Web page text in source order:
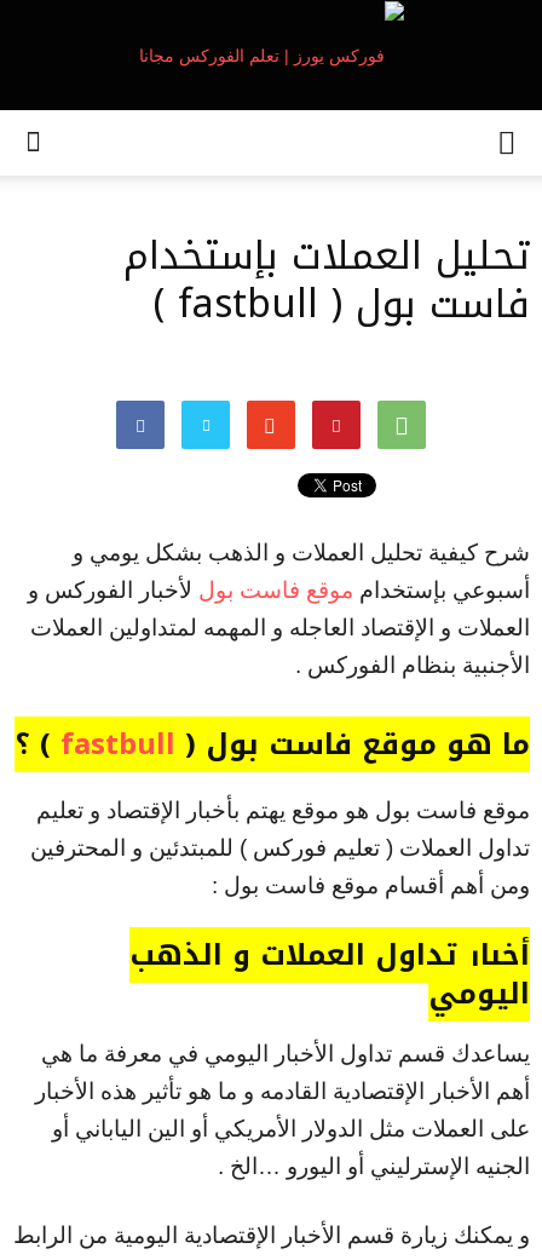
تحليل العملات بإستخدام
فاست بول ( fastbull )
شرح كيفية تحليل العملات و الذهب بشكل يومي و
أسبوعي بإستخدام موقع فاست بول لأخبار الفوركس و
العملات و الإقتصاد العاجله و المهمه لمتداولين العملات
الأجنبية بنظام الفوركس .
ما هو موقع فاست بول ( fastbull ) ؟
موقع فاست بول هو موقع يهتم بأخبار الإقتصاد و تعليم
تداول العملات ( تعليم فوركس ) للمبتدئين و المحترفين
ومن أهم أقسام موقع فاست بول :
أخبار تداول العملات و الذهب
اليومي
يساعدك قسم تداول الأخبار اليومي في معرفة ما هي
أهم الأخبار الإقتصادية القادمه و ما هو تأثير هذه الأخبار
على العملات مثل الدولار الأمريكي أو الين الياباني أو
الجنيه الإسترليني أو اليورو …الخ .
و يمكنك زيارة قسم الأخبار الإقتصادية اليومية من الرابط